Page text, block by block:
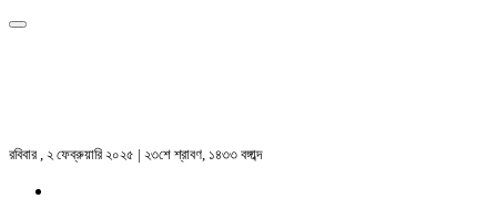
রবিবার , ২ ফেব্রুয়ারি ২০২৫ | ২৩শে শ্রাবণ, ১৪৩৩ বঙ্গাব্দ